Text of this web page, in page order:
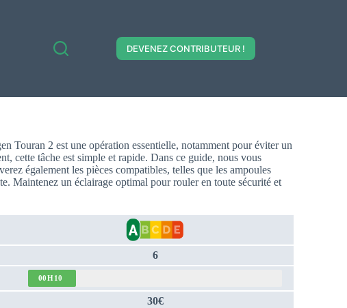
DEVENEZ CONTRIBUTEUR !
Touran 2 est une opération essentielle, notamment pour éviter un
cette tâche est simple et rapide. Dans ce guide, nous vous
également les pièces compatibles, telles que les ampoules
Maintenez un éclairage optimal pour rouler en toute sécurité et
6
00H10
30€